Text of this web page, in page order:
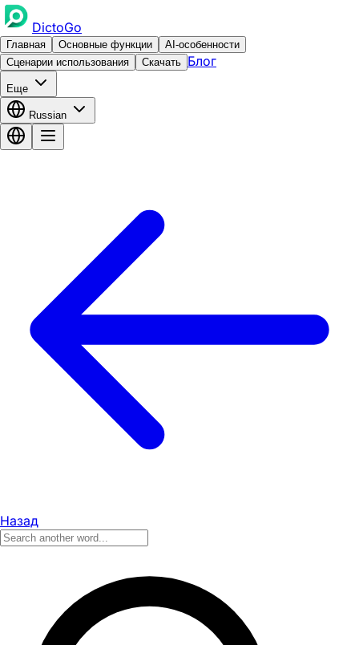
DictoGo
Главная Основные функции
AI-особенности
Сценарии использования
Скачать Блог
Еще
Russian
Назад